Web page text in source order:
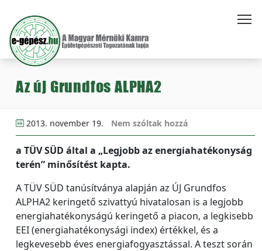
Az új Grundfos ALPHA2
2013. november 19. Nem szóltak hozzá
a TÜV SÜD által a „Legjobb az energiahatékonyság
terén” minősítést kapta.
A TÜV SÜD tanúsítványa alapján az ÚJ Grundfos
ALPHA2 keringető szivattyú hivatalosan is a legjobb
energiahatékonyságú keringető a piacon, a legkisebb
EEI (energiahatékonysági index) értékkel, és a
legkevesebb éves energiafogyasztással. A teszt során